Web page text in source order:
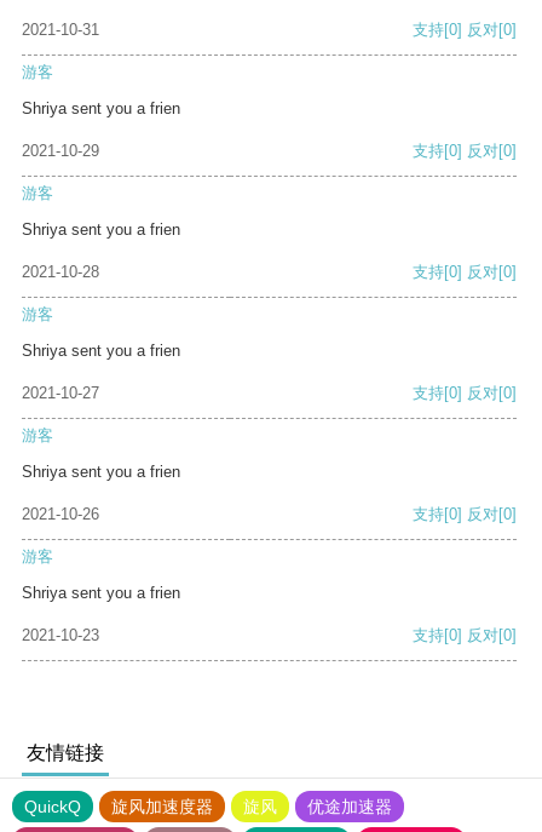
2021-10-31 支持[0] 反对[0]
游客
Shriya sent you a frien
2021-10-29 支持[0] 反对[0]
游客
Shriya sent you a frien
2021-10-28 支持[0] 反对[0]
游客
Shriya sent you a frien
2021-10-27 支持[0] 反对[0]
游客
Shriya sent you a frien
2021-10-26 支持[0] 反对[0]
游客
Shriya sent you a frien
2021-10-23 支持[0] 反对[0]
友情链接
QuickQ 旋风加速度器 旋风
优途加速器